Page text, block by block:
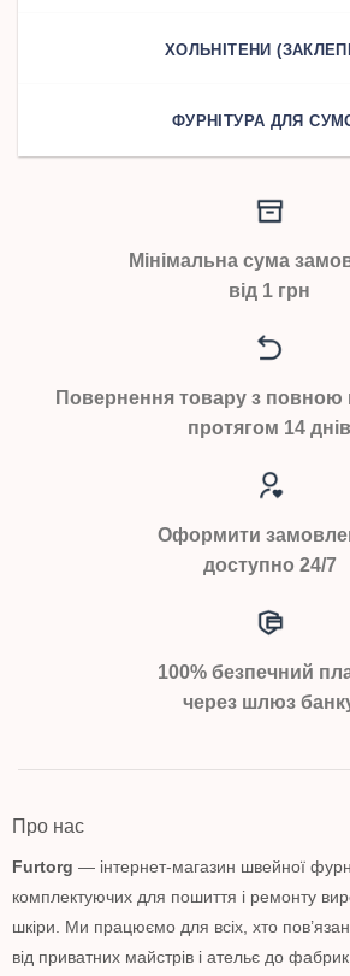
ХОЛЬНІТЕНИ
ФУРНІТУРА ДЛЯ
Мінімальна сума
від 1 грн
Повернення товару з повною
протягом 14 днів
Оформити
доступно 24/7
100% безпечний
через шлюз
Про нас
Furtorg — інтернет-магазин швейної
комплектуючих для пошиття і ремонту
шкіри. Ми працюємо для всіх, хто
від приватних майстрів і ательє до